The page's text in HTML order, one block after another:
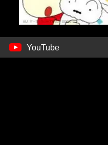
YouTube